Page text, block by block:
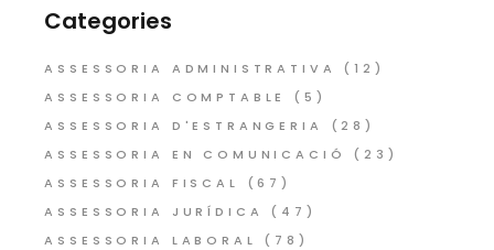
Categories
ASSESSORIA ADMINISTRATIVA
(12)
ASSESSORIA COMPTABLE
(5)
ASSESSORIA D'ESTRANGERIA
(28)
ASSESSORIA EN COMUNICACIÓ
(23)
ASSESSORIA FISCAL
(67)
ASSESSORIA JURÍDICA
(47)
ASSESSORIA LABORAL
(78)